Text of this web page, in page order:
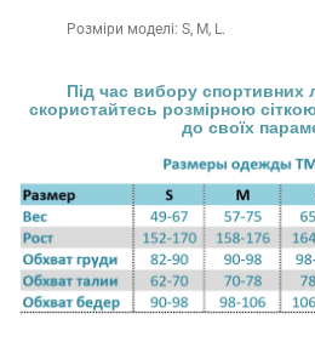
Розміри моделі: S, M, L.
Під час вибору спортивних
скористайтесь розмірною
до своїх